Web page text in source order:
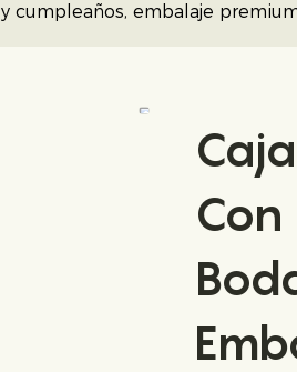
cumpleaños, embalaje